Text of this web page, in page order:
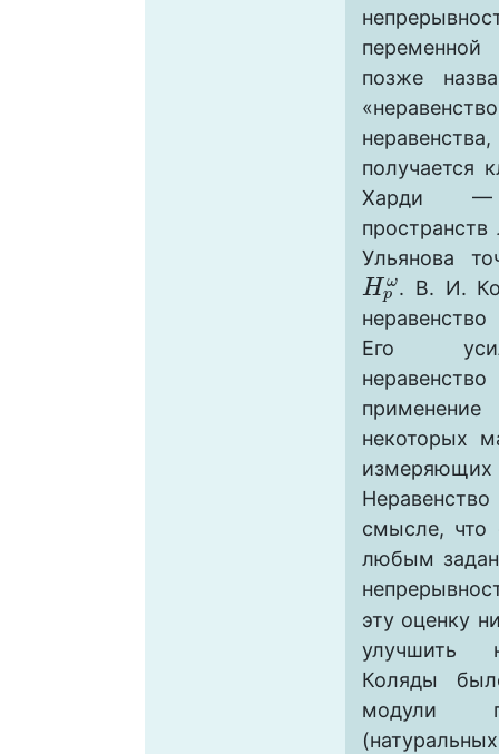
переменной
позже
получается
Харди —
Ульянова
H ω
p
Hpω. В. И.
Его
некоторых
измеряющих
смысле, что
любым
эту оценку
улучшить
Коляды
модули